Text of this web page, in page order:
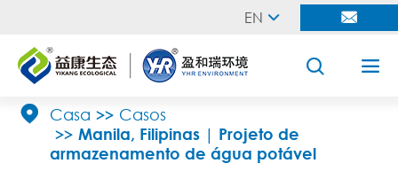
EN  
 
 Casa
Casos
Manila, Filipinas | Projeto de
armazenamento de água potável